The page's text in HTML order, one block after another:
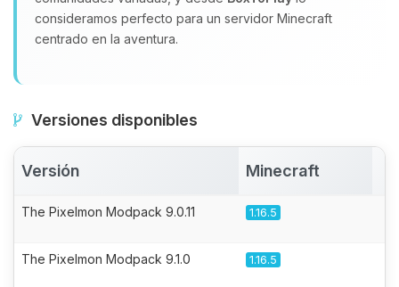
consideramos perfecto para un servidor Minecraft
centrado en la aventura.
Versiones disponibles
Versión Minecraft
The Pixelmon Modpack 9.0.11 1.16.5
The Pixelmon Modpack 9.1.0 1.16.5